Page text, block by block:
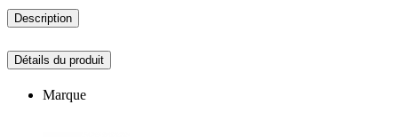
Description
Détails du produit
Marque